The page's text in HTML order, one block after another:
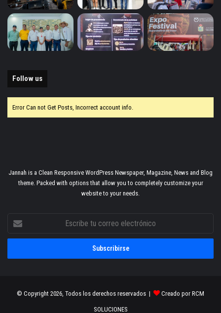
Follow us
Error Can not Get Posts, Incorrect account info.
Jannah is a Clean Responsive WordPress Newspaper, Magazine, News and Blog
theme. Packed with options that allow you to completely customize your
website to your needs.
correo
© Copyright 2026, Todos los derechos reservados | Creado por RCM
SOLUCIONES